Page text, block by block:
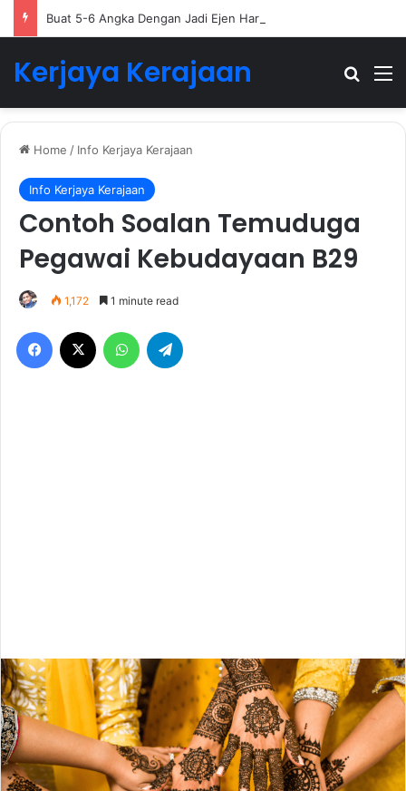
Buat 5-6 Angka Dengan Jadi Ejen Hartanah
Kerjaya Kerajaan
Home / Info Kerjaya Kerajaan
Info Kerjaya Kerajaan
Contoh Soalan Temuduga
Pegawai Kebudayaan B29
1,172 1 minute read
Facebook WhatsApp